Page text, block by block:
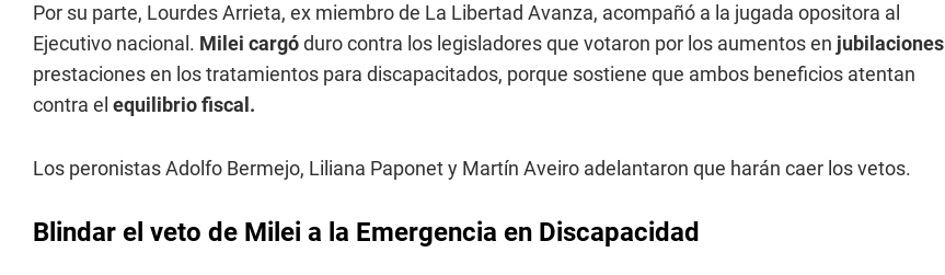
Por su parte, Lourdes Arrieta, ex miembro de La Libertad Avanza, acompañó a la jugada opositora al
Ejecutivo nacional. Milei cargóduro contra los legisladores que votaron por los aumentos en jubilaciones
prestaciones en los tratamientos para discapacitados, porque sostiene que ambos beneficios atentan
contra el equilibrio fiscal.
Los peronistas Adolfo Bermejo, Liliana Paponet y Martín Aveiro adelantaron que harán caer los vetos.
Blindar el veto de Milei a la Emergencia en Discapacidad